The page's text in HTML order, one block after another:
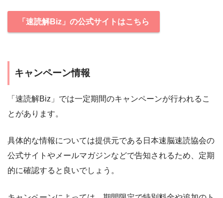
「速読解Biz」の公式サイトはこちら
キャンペーン情報
「速読解Biz」では一定期間のキャンペーンが行われるこ
とがあります。
具体的な情報については提供元である日本速脳速読協会の
公式サイトやメールマガジンなどで告知されるため、定期
的に確認すると良いでしょう。